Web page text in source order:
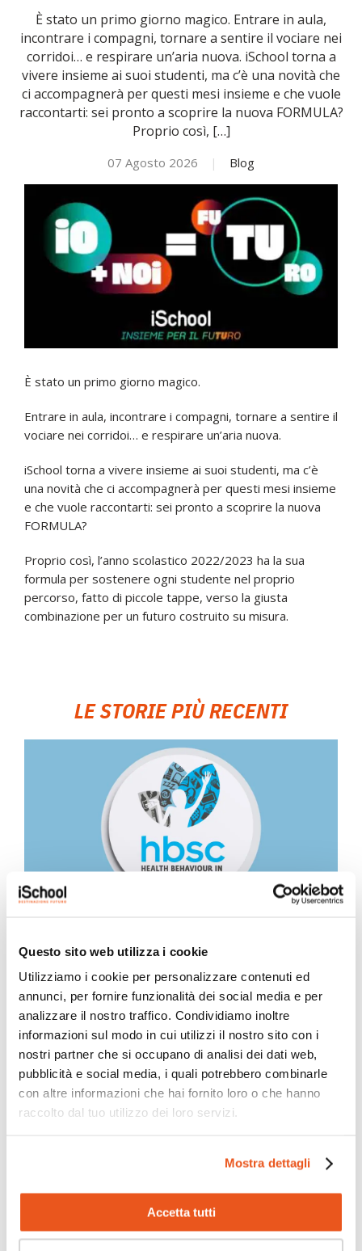
Questo sito web utilizza i cookie
Utilizziamo i cookie per personalizzare contenuti ed
annunci, per fornire funzionalità dei social media e per
analizzare il nostro traffico. Condividiamo inoltre
informazioni sul modo in cui utilizzi il nostro sito con i
nostri partner che si occupano di analisi dei dati web,
pubblicità e social media, i quali potrebbero combinarle
con altre informazioni che hai fornito loro o che hanno
raccolto dal tuo utilizzo dei loro servizi.
Mostra dettagli
Accetta tutti
NOVITÀ
ISCRIVITI
ESAMI DI IDONEITÀ
È stato un primo giorno magico. Entrare in aula,
incontrare i compagni, tornare a sentire il vociare nei
corridoi… e respirare un’aria nuova. iSchool torna a
vivere insieme ai suoi studenti, ma c’è una novità che
ci accompagnerà per questi mesi insieme e che vuole
raccontarti: sei pronto a scoprire la nuova FORMULA?
Proprio così, […]
07 Agosto 2026 | Blog
È stato un primo giorno magico.
Entrare in aula, incontrare i compagni, tornare a sentire il
vociare nei corridoi… e respirare un’aria nuova.
iSchool torna a vivere insieme ai suoi studenti, ma c’è
una novità che ci accompagnerà per questi mesi insieme
e che vuole raccontarti: sei pronto a scoprire la nuova
FORMULA?
Proprio così, l’anno scolastico 2022/2023 ha la sua
formula per sostenere ogni studente nel proprio
percorso, fatto di piccole tappe, verso la giusta
combinazione per un futuro costruito su misura.
LE STORIE PIÙ RECENTI
nazionale HBSC 2025/2026
25 Maggio 2026
Quest’anno il nostro Istituto ha preso parte al progetto
“HBSC – Health Behaviour in School-aged...